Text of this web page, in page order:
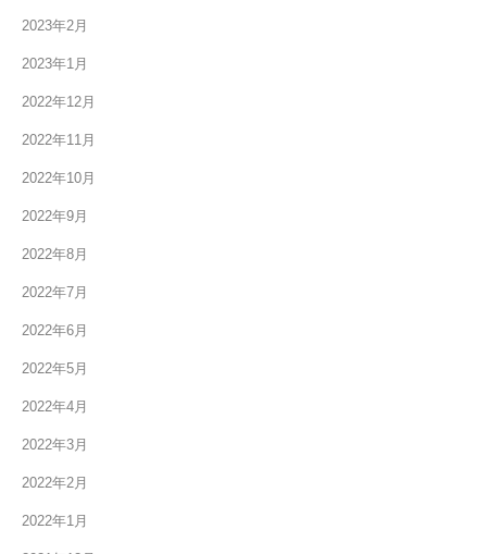
2023年2月
2023年1月
2022年12月
2022年11月
2022年10月
2022年9月
2022年8月
2022年7月
2022年6月
2022年5月
2022年4月
2022年3月
2022年2月
2022年1月